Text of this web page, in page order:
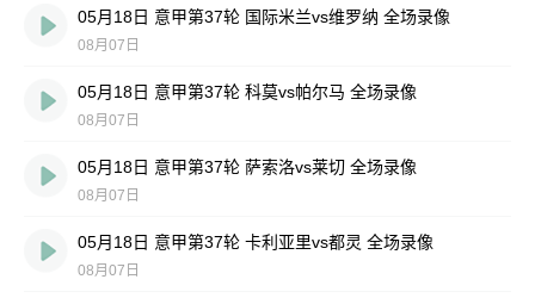
05月18日 意甲第37轮 国际米兰vs维罗纳 全场录像
08月07日
05月18日 意甲第37轮 科莫vs帕尔马 全场录像
08月07日
05月18日 意甲第37轮 萨索洛vs莱切 全场录像
08月07日
05月18日 意甲第37轮 卡利亚里vs都灵 全场录像
08月07日